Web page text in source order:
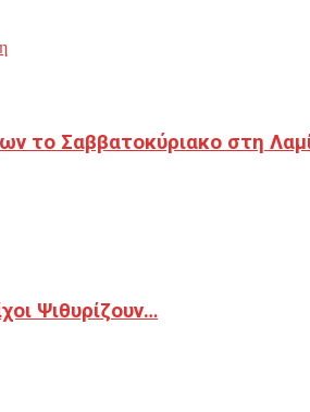
το Σαββατοκύριακο στη
Ψιθυρίζουν…